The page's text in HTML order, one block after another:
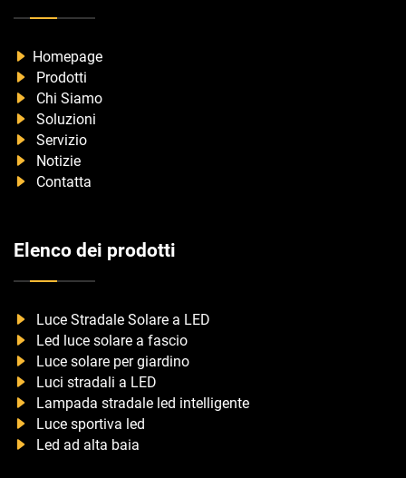
Homepage
Prodotti
Chi Siamo
Soluzioni
Servizio
Notizie
Contatta
Elenco dei prodotti
Luce Stradale Solare a LED
Led luce solare a fascio
Luce solare per giardino
Luci stradali a LED
Lampada stradale led intelligente
Luce sportiva led
Led ad alta baia